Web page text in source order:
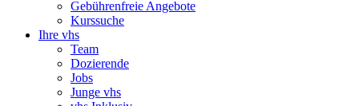
Gebührenfreie Angebote
Kurssuche
Ihre vhs
Team
Dozierende
Jobs
Junge vhs